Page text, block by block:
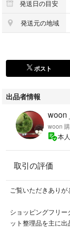
⬇️タップすると一
#woonの帽子
お願いいたします。
●ご購入前にプロフ
お早めのご検討をよ
KIJIMA TAKAYUKI
ICOSAKA Mighty
おすすめです。
発送日の目安
発送元の地域
ポスト
出品者情報
woon
woon
本
取引の評価
ご覧いただきあり
ショッピングフリ
ット整理品を主に出